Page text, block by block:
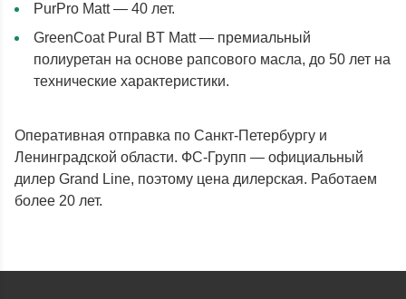
PurPro Matt — 40 лет.
GreenCoat Pural BT Matt — премиальный
полиуретан на основе рапсового масла, до 50 лет на
технические характеристики.
Оперативная отправка по Санкт-Петербургу и
Ленинградской области. ФС-Групп — официальный
дилер Grand Line, поэтому цена дилерская. Работаем
более 20 лет.